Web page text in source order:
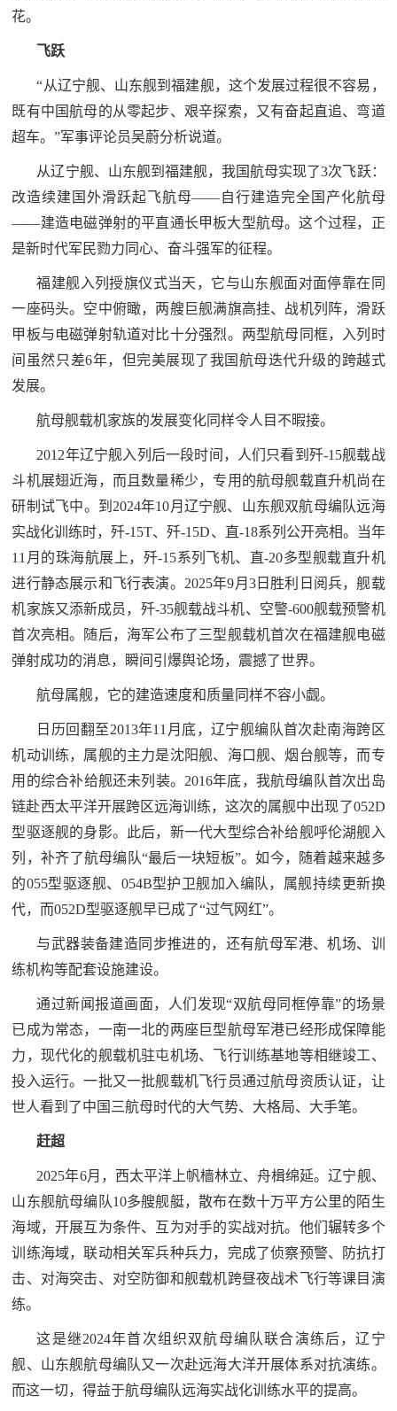
花。
飞跃
“从辽宁舰、山东舰到福建舰，这个发展过程很不容易，
既有中国航母的从零起步、艰辛探索，又有奋起直追、弯道
超车。”军事评论员吴蔚分析说道。
从辽宁舰、山东舰到福建舰，我国航母实现了3次飞跃：
改造续建国外滑跃起飞航母——自行建造完全国产化航母
——建造电磁弹射的平直通长甲板大型航母。这个过程，正
是新时代军民勠力同心、奋斗强军的征程。
福建舰入列授旗仪式当天，它与山东舰面对面停靠在同
一座码头。空中俯瞰，两艘巨舰满旗高挂、战机列阵，滑跃
甲板与电磁弹射轨道对比十分强烈。两型航母同框，入列时
间虽然只差6年，但完美展现了我国航母迭代升级的跨越式
发展。
航母舰载机家族的发展变化同样令人目不暇接。
2012年辽宁舰入列后一段时间，人们只看到歼-15舰载战
斗机展翅近海，而且数量稀少，专用的航母舰载直升机尚在
研制试飞中。到2024年10月辽宁舰、山东舰双航母编队远海
实战化训练时，歼-15T、歼-15D、直-18系列公开亮相。当年
11月的珠海航展上，歼-15系列飞机、直-20多型舰载直升机
进行静态展示和飞行表演。2025年9月3日胜利日阅兵，舰载
机家族又添新成员，歼-35舰载战斗机、空警-600舰载预警机
首次亮相。随后，海军公布了三型舰载机首次在福建舰电磁
弹射成功的消息，瞬间引爆舆论场，震撼了世界。
航母属舰，它的建造速度和质量同样不容小觑。
日历回翻至2013年11月底，辽宁舰编队首次赴南海跨区
机动训练，属舰的主力是沈阳舰、海口舰、烟台舰等，而专
用的综合补给舰还未列装。2016年底，我航母编队首次出岛
链赴西太平洋开展跨区远海训练，这次的属舰中出现了052D
型驱逐舰的身影。此后，新一代大型综合补给舰呼伦湖舰入
列，补齐了航母编队“最后一块短板”。如今，随着越来越多
的055型驱逐舰、054B型护卫舰加入编队，属舰持续更新换
代，而052D型驱逐舰早已成了“过气网红”。
与武器装备建造同步推进的，还有航母军港、机场、训
练机构等配套设施建设。
通过新闻报道画面，人们发现“双航母同框停靠”的场景
已成为常态，一南一北的两座巨型航母军港已经形成保障能
力，现代化的舰载机驻屯机场、飞行训练基地等相继竣工、
投入运行。一批又一批舰载机飞行员通过航母资质认证，让
世人看到了中国三航母时代的大气势、大格局、大手笔。
赶超
2025年6月，西太平洋上帆樯林立、舟楫绵延。辽宁舰、
山东舰航母编队10多艘舰艇，散布在数十万平方公里的陌生
海域，开展互为条件、互为对手的实战对抗。他们辗转多个
训练海域，联动相关军兵种兵力，完成了侦察预警、防抗打
击、对海突击、对空防御和舰载机跨昼夜战术飞行等课目演
练。
这是继2024年首次组织双航母编队联合演练后，辽宁
舰、山东舰航母编队又一次赴远海大洋开展体系对抗演练。
而这一切，得益于航母编队远海实战化训练水平的提高。